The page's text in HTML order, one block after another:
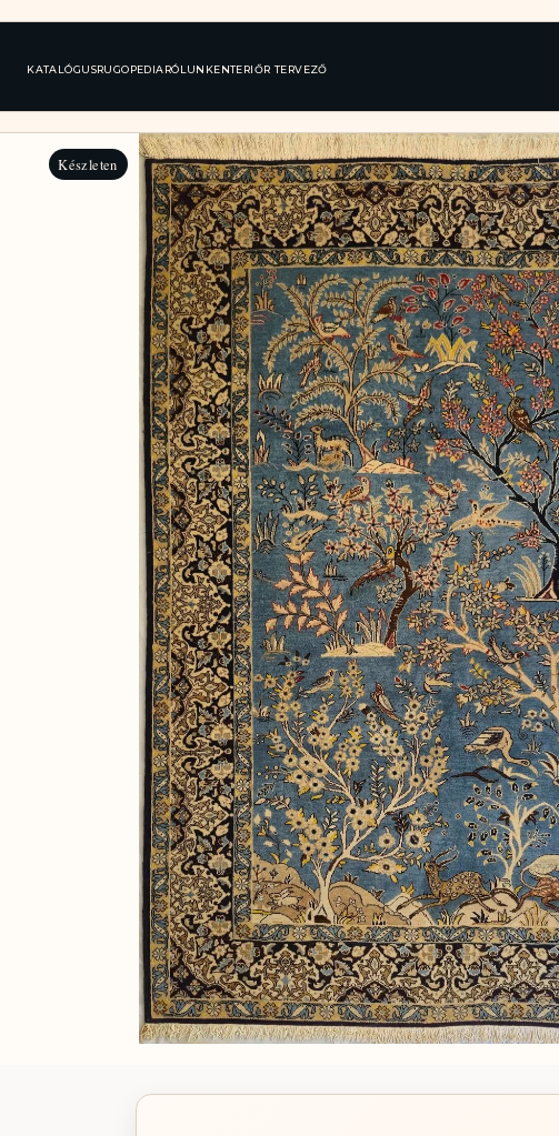
KATALÓGUSRUGOPEDIARÓLUNKENTERIŐR TERVEZŐ
Készleten